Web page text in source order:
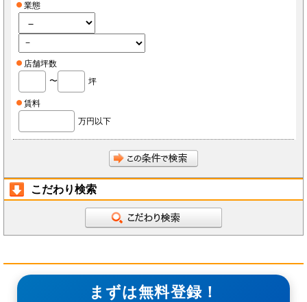
業態
店舗坪数
〜
坪
賃料
万円以下
こだわり検索
まずは無料登録！